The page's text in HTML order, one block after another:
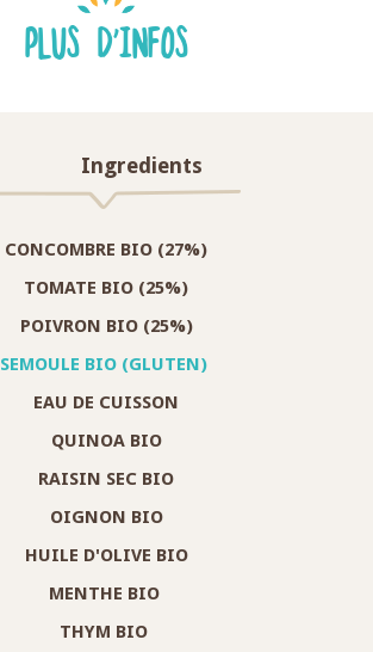
PLUS D'INFOS
Ingredients
CONCOMBRE BIO (27%)
TOMATE BIO (25%)
POIVRON BIO (25%)
SEMOULE BIO (GLUTEN)
EAU DE CUISSON
QUINOA BIO
RAISIN SEC BIO
OIGNON BIO
HUILE D'OLIVE BIO
MENTHE BIO
THYM BIO